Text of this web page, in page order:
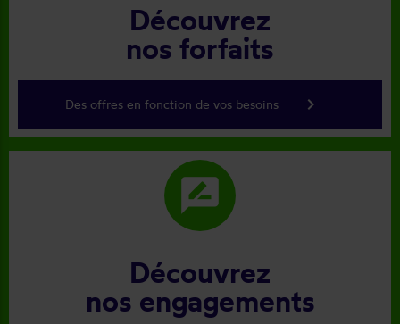
Découvrez
nos forfaits
Des offres en fonction de vos besoins keyboard_arrow_right
rate_review
Découvrez
nos engagements